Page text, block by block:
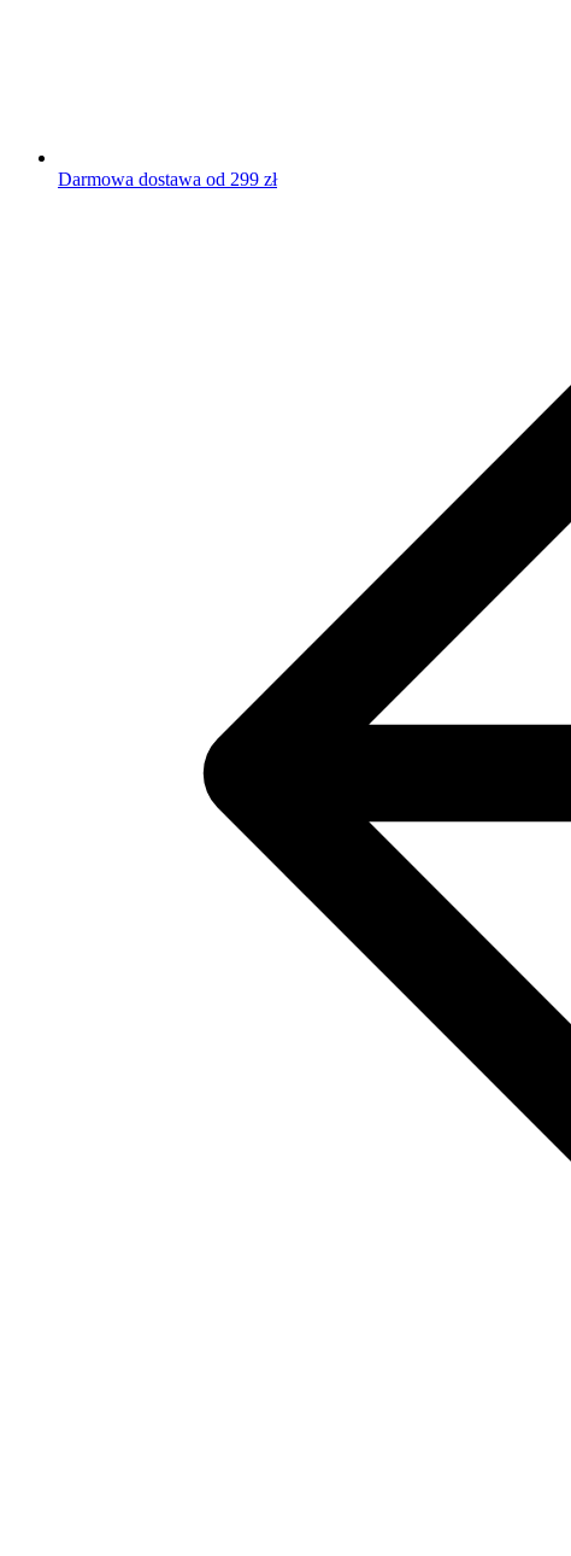
Darmowa dostawa od 299 zł